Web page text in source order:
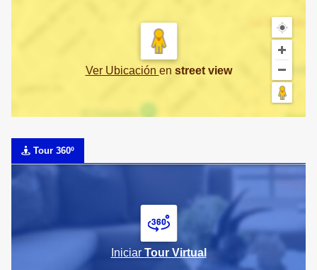
Ver Ubicación en street view
Tour 360º
Iniciar Tour Virtual